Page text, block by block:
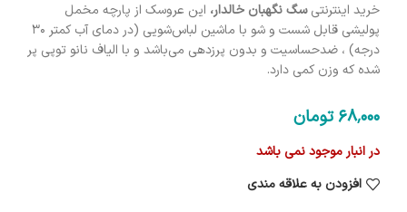
خرید اینترنتیسگ نگهبان خالدار، این عروسک از پارچه مخمل
پولیشی قابل شست و شو با ماشین لباس‌شویی (در دمای آب کمتر ۳۰
درجه) ، ضدحساسیت و بدون پرزدهی می‌باشد و با الیاف نانو توپی پر
شده که وزن کمی دارد.
68٬000تومان
در انبار موجود نمی باشد
افزودن به علاقه مندی